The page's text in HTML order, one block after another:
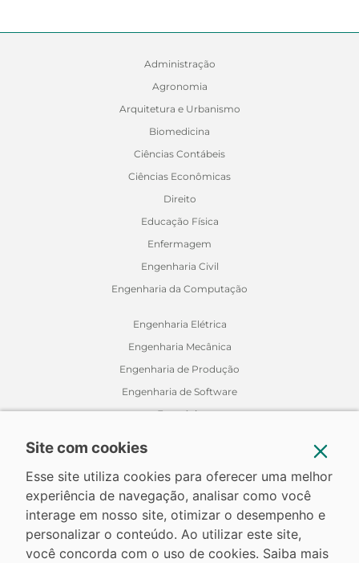
Administração
Agronomia
Arquitetura e Urbanismo
Biomedicina
Ciências Contábeis
Ciências Econômicas
Direito
Educação Física
Enfermagem
Engenharia Civil
Engenharia da Computação
Engenharia Elétrica
Engenharia Mecânica
Engenharia de Produção
Engenharia de Software
Farmácia
Medicina Veterinária
Nutrição
Odontologia
Relações Internacionais
Site com cookies
Esse site utiliza cookies para oferecer uma melhor
experiência de navegação, analisar como você
interage em nosso site, otimizar o desempenho e
personalizar o conteúdo. Ao utilizar este site,
você concorda com o uso de cookies. Saiba mais